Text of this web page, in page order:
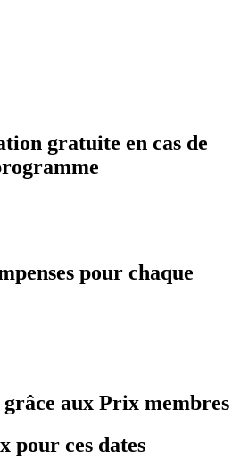
gratuite en cas de
pour chaque
aux Prix membres
pour ces dates